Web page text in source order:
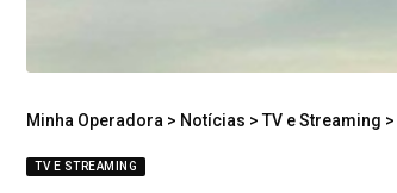
Minha Operadora > Notícias > TV e Streaming >
TV E STREAMING